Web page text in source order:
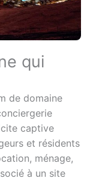
qui
de domaine
captive
et résidents
ménage,
à un site